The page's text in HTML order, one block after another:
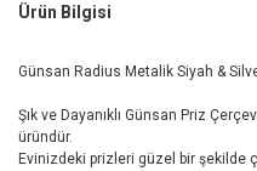
Ürün Bilgisi
Günsan Radius Metalik Siyah &
Şık ve Dayanıklı Günsan Priz
üründür.
Evinizdeki prizleri güzel bir şekilde